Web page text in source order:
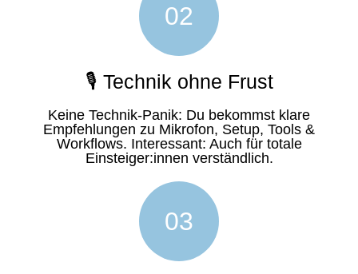
02
🎙 Technik ohne Frust
Keine Technik-Panik: Du bekommst klare
Empfehlungen zu Mikrofon, Setup, Tools &
Workflows. Interessant: Auch für totale
Einsteiger:innen verständlich.
03